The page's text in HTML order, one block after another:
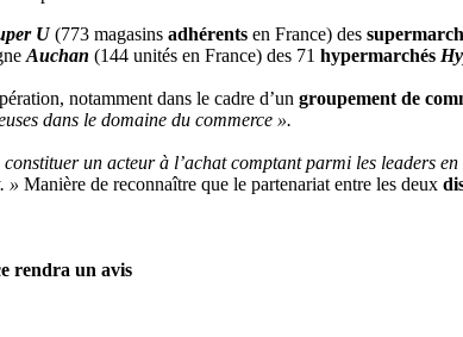
U(773 magasins adhérents en France) des
Auchan (144 unités en France) des 71 hypermarchés
notamment dans le cadre d’un groupement de
dans le domaine du commerce ».
un acteur à l’achat comptant parmi les leaders en
» Manière de reconnaître que le partenariat entre les deux
rendra un avis